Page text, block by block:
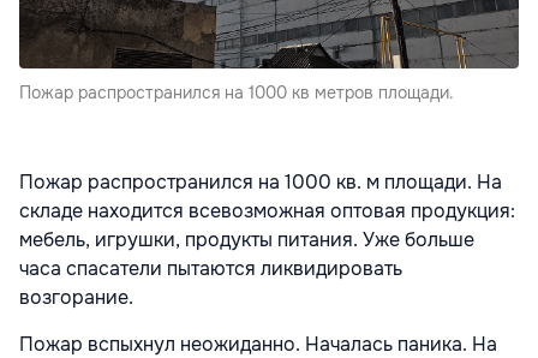
Пожар распространился на 1000 кв метров площади.
Пожар распространился на 1000 кв. м площади. На
складе находится всевозможная оптовая продукция:
мебель, игрушки, продукты питания. Уже больше
часа спасатели пытаются ликвидировать
возгорание.
Пожар вспыхнул неожиданно. Началась паника. На